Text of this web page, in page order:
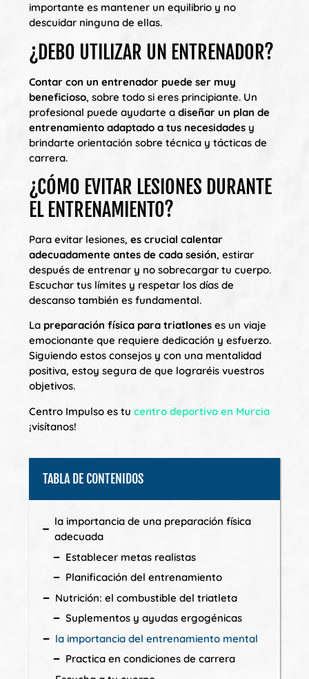
importante es mantener un equilibrio y no
descuidar ninguna de ellas.
¿DEBO UTILIZAR UN ENTRENADOR?
Contar con un entrenador puede ser muy
beneficioso, sobre todo si eres principiante. Un
profesional puede ayudarte a diseñar un plan de
entrenamiento adaptado a tus necesidades y
brindarte orientación sobre técnica y tácticas de
carrera.
¿CÓMO EVITAR LESIONES DURANTE
EL ENTRENAMIENTO?
Para evitar lesiones, es crucial calentar
adecuadamente antes de cada sesión, estirar
después de entrenar y no sobrecargar tu cuerpo.
Escuchar tus límites y respetar los días de
descanso también es fundamental.
La preparación física para triatlones es un viaje
emocionante que requiere dedicación y esfuerzo.
Siguiendo estos consejos y con una mentalidad
positiva, estoy segura de que lograréis vuestros
objetivos.
Centro Impulso es tu centro deportivo en Murcia
¡visítanos!
TABLA DE CONTENIDOS
la importancia de una preparación física
adecuada
Establecer metas realistas
Planificación del entrenamiento
Nutrición: el combustible del triatleta
Suplementos y ayudas ergogénicas
la importancia del entrenamiento mental
Practica en condiciones de carrera